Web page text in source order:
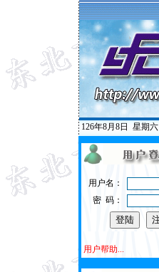
126年8月8日 星期六
用户名：
密 码：
用户帮助...